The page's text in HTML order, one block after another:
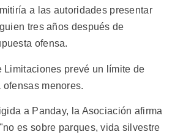
a las autoridades presentar
tres años después de
ofensa.
Limitaciones prevé un límite de
menores.
a Panday, la Asociación afirma
es sobre parques, vida silvestre